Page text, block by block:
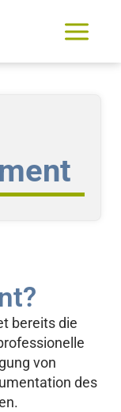
Main
Menu
bereits die
von
des